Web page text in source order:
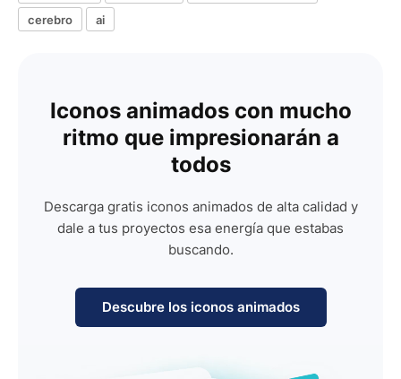
cerebro
ai
Iconos animados con mucho
ritmo que impresionarán a
todos
Descarga gratis iconos animados de alta calidad y
dale a tus proyectos esa energía que estabas
buscando.
Descubre los iconos animados